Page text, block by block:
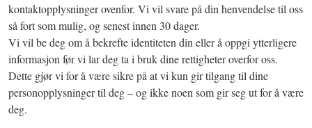
kontaktopplysninger ovenfor. Vi vil svare på din henvendelse til oss
så fort som mulig, og senest innen 30 dager.
Vi vil be deg om å bekrefte identiteten din eller å oppgi ytterligere
informasjon før vi lar deg ta i bruk dine rettigheter overfor oss.
Dette gjør vi for å være sikre på at vi kun gir tilgang til dine
personopplysninger til deg – og ikke noen som gir seg ut for å være
deg.